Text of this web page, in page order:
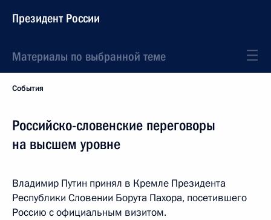
Президент России
Материалы по выбранной теме
События
Российско-словенские переговоры
на высшем уровне
Владимир Путин принял в Кремле Президента
Республики Словении Борута Пахора, посетившего
Россию с официальным визитом.